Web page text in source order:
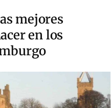
mejores
en los